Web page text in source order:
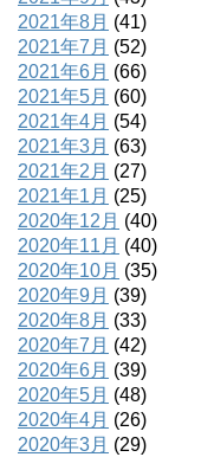
2021年8月 (41)
2021年7月 (52)
2021年6月 (66)
2021年5月 (60)
2021年4月 (54)
2021年3月 (63)
2021年2月 (27)
2021年1月 (25)
2020年12月 (40)
2020年11月 (40)
2020年10月 (35)
2020年9月 (39)
2020年8月 (33)
2020年7月 (42)
2020年6月 (39)
2020年5月 (48)
2020年4月 (26)
2020年3月 (29)